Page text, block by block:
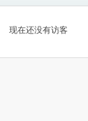
现在还没有访客